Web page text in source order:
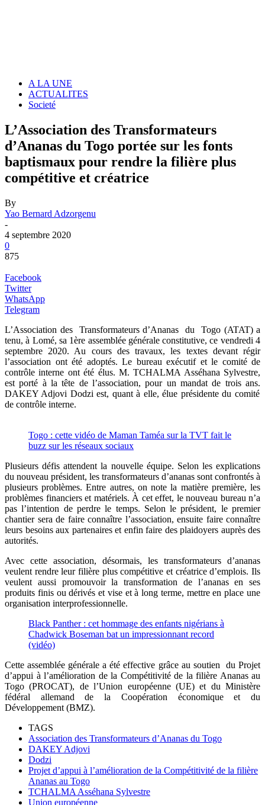
A LA UNE
ACTUALITES
Societé
L’Association des Transformateurs
d’Ananas du Togo portée sur les fonts
baptismaux pour rendre la filière plus
compétitive et créatrice
By
Yao Bernard Adzorgenu
-
4 septembre 2020
0
875
Facebook
Twitter
WhatsApp
Telegram
L’Association des Transformateurs d’Ananas du Togo (ATAT)a
tenu, à Lomé, sa 1ère assemblée générale constitutive, ce vendredi 4
septembre 2020. Au cours des travaux, les textes devant régir
l’association ont été adoptés. Le bureau exécutif et le comité de
contrôle interne ont été élus. M.TCHALMA Asséhana Sylvestre,
est porté à la tête de l’association, pour un mandat de trois ans.
DAKEY Adjovi Dodzi est, quant à elle, élue présidente du comité
de contrôle interne.
Togo : cette vidéo de Maman Taméa sur la TVT fait le
buzz sur les réseaux sociaux
Plusieurs défis attendent la nouvelle équipe. Selon les explications
du nouveau président, les transformateurs d’ananas sont confrontés à
plusieurs problèmes. Entre autres, on note la matière première, les
problèmes financiers et matériels. À cet effet, le nouveau bureau n’a
pas l’intention de perdre le temps. Selon le président, le premier
chantier sera de faire connaître l’association, ensuite faire connaître
leurs besoins aux partenaires et enfin faire des plaidoyers auprès des
autorités.
Avec cette association, désormais, les transformateurs d’ananas
veulent rendre leur filière plus compétitive et créatrice d’emplois. Ils
veulent aussi promouvoir la transformation de l’ananas en ses
produits finis ou dérivés et vise et à long terme, mettre en place une
organisation interprofessionnelle.
Black Panther : cet hommage des enfants nigérians à
Chadwick Boseman bat un impressionnant record
(vidéo)
Cette assemblée générale a été effective grâce au soutien du Projet
d’appui à l’amélioration de la Compétitivité de la filière Ananas au
Togo (PROCAT), de l’Union européenne (UE)et du Ministère
fédéral allemand de la Coopération économique et du
Développement (BMZ).
TAGS
Association des Transformateurs d’Ananas du Togo
DAKEY Adjovi
Dodzi
Projet d’appui à l’amélioration de la Compétitivité de la filière
Ananas au Togo
TCHALMA Asséhana Sylvestre
Union européenne